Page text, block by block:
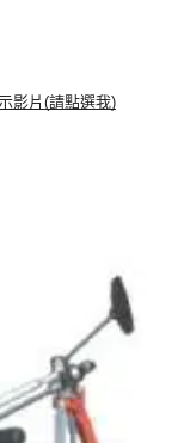
影片(請點選我)